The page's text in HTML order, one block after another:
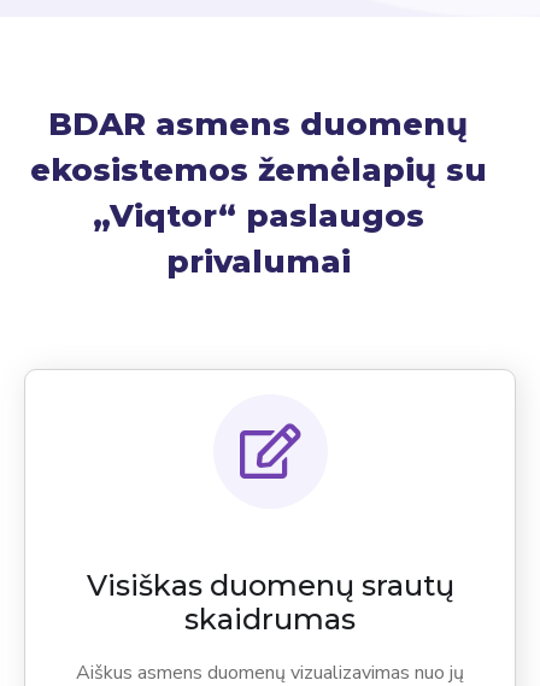
BDAR asmens duomenų
ekosistemos žemėlapių su
„Viqtor“ paslaugos
privalumai
Visiškas duomenų srautų
skaidrumas
Aiškus asmens duomenų vizualizavimas nuo jų